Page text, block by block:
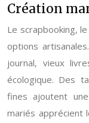
Création
Le scrapbooking,
options
journal, vieux
écologique. Des
fines ajoutent
mariés apprécient